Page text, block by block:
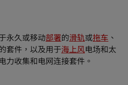
永久或移动部署的滑轨或拖车 、
套件，以及用于海上风电场和太
力收集和电网连接套件。